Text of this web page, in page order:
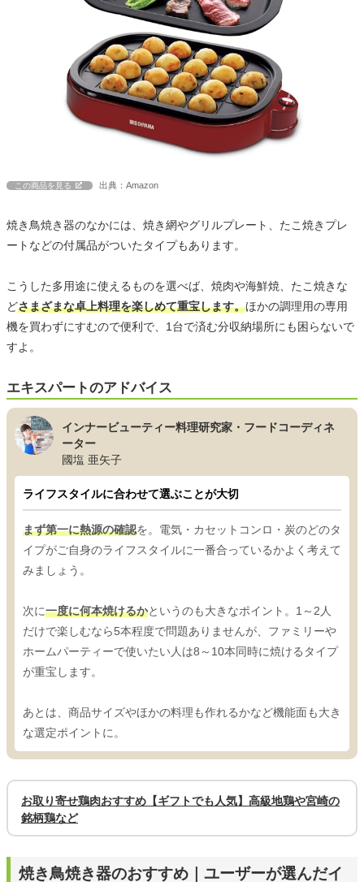
この商品を見る 出典：Amazon
焼き鳥焼き器のなかには、焼き網やグリルプレート、たこ焼きプレ
ートなどの付属品がついたタイプもあります。
こうした多用途に使えるものを選べば、焼肉や海鮮焼、たこ焼きな
どさまざまな卓上料理を楽しめて重宝します。ほかの調理用の専用
機を買わずにすむので便利で、1台で済む分収納場所にも困らないで
すよ。
エキスパートのアドバイス
インナービューティー料理研究家・フードコーディネ
ーター
國塩 亜矢子
ライフスタイルに合わせて選ぶことが大切
まず第一に熱源の確認を。電気・カセットコンロ・炭のどのタ
イプがご自身のライフスタイルに一番合っているかよく考えて
みましょう。
次に一度に何本焼けるかというのも大きなポイント。1～2人
だけで楽しむなら5本程度で問題ありませんが、ファミリーや
ホームパーティーで使いたい人は8～10本同時に焼けるタイプ
が重宝します。
あとは、商品サイズやほかの料理も作れるかなど機能面も大き
な選定ポイントに。
お取り寄せ鶏肉おすすめ【ギフトでも人気】高級地鶏や宮崎の
銘柄鶏など
焼き鳥焼き器のおすすめ｜ユーザーが選んだイ